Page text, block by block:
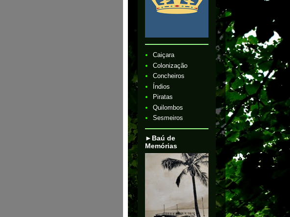
Caiçara
Colonização
Concheiros
Índios
Piratas
Quilombos
Sesmeiros
►Baú de
Memórias